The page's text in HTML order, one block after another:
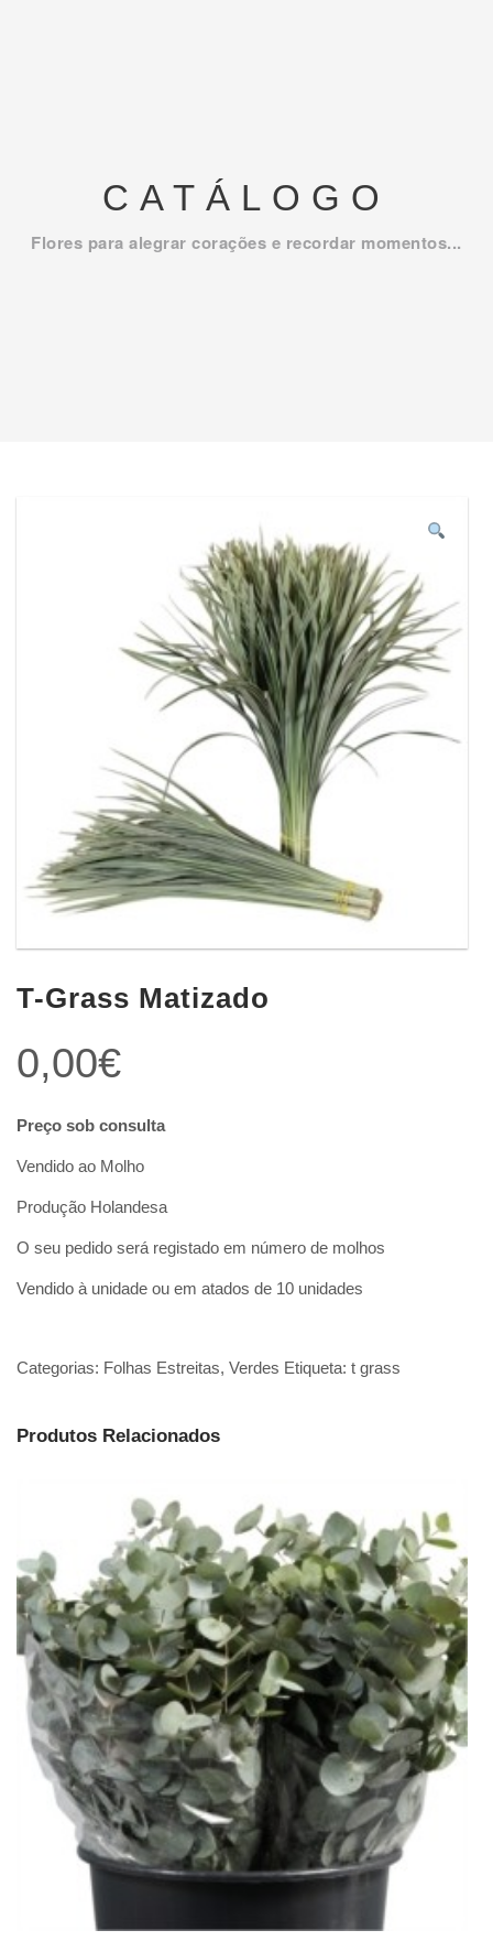
CATÁLOGO
Flores para alegrar corações e recordar momentos...
T-Grass Matizado
0,00€
Preço sob consulta
Vendido ao Molho
Produção Holandesa
O seu pedido será registado em número de molhos
Vendido à unidade ou em atados de 10 unidades
Categorias: Folhas Estreitas, Verdes Etiqueta: t grass
Produtos Relacionados